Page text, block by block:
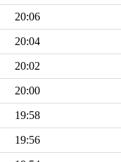
20:06
20:04
20:02
20:00
19:58
19:56